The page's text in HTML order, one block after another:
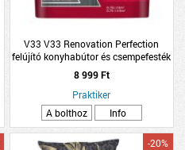
V33 V33 Renovation Perfection
felújító konyhabútor és csempefesték
0,75l, antracit
8 999 Ft
Praktiker
A bolthoz
Info
-20%